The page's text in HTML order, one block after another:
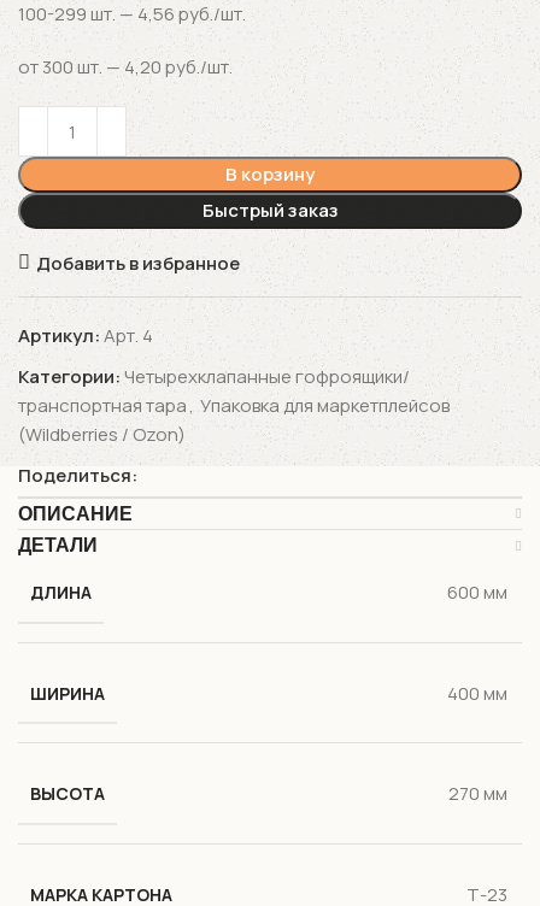
100-299 шт. — 4,56 руб./шт.
от 300 шт. — 4,20 руб./шт.
В корзину
Быстрый заказ
Добавить в избранное
Артикул:Арт. 4
Категории:Четырехклапанные гофроящики/
транспортная тара, Упаковка для маркетплейсов
(Wildberries / Ozon)
Поделиться:
ОПИСАНИЕ
ДЕТАЛИ
ДЛИНА 600 мм
ШИРИНА 400 мм
ВЫСОТА 270 мм
МАРКА КАРТОНА Т-23